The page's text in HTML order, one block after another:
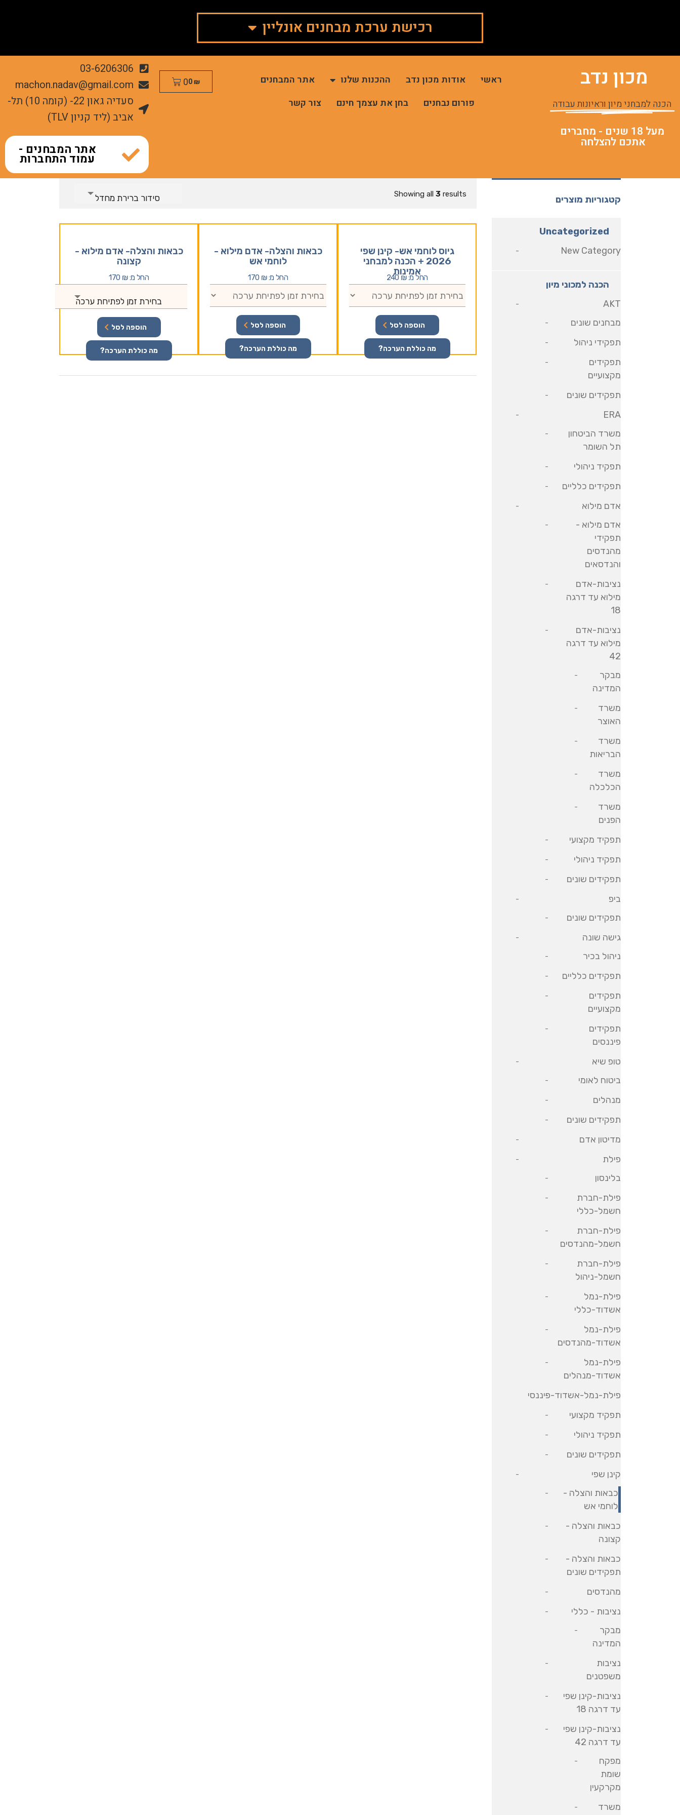
רכישת ערכת מבחנים אונליין
מכון נדב
הכנה למבחני מיון וראיונות עבודה
מעל 18 שנים - מחברים
אתכם להצלחה
ראשי אודות מכון נדב ההכנות שלנו
אתר המבחנים
פורום נבחנים
בחן את עצמך חינם צור קשר
0₪
0
03-6206306
machon.nadav@gmail.com
סעדיה גאון 22- (קומה 10) תל-
אביב (ליד קניון TLV)
אתר המבחנים -
עמוד התחברות
Showing all 3 results סידור ברירת מחדל
גיוס לוחמי אש- קינן שפי
2026 + הכנה למבחני
אמינות
החל מ: 240 ₪
הוספה לסל
מה כוללת הערכה?
כבאות והצלה- אדם מילוא -
לוחמי אש
החל מ: 170 ₪
הוספה לסל
מה כוללת הערכה?
כבאות והצלה- אדם מילוא -
קצונה
החל מ: 170 ₪
בחירת זמן לפתיחת ערכה
הוספה לסל
מה כוללת הערכה?
קטגוריות מוצרים
Uncategorized
New Category
הכנה למכוני מיון
AKT
מבחנים שונים
תפקידי ניהול
תפקידים
מקצועיים
תפקידים שונים
ERA
משרד הביטחון
תל השומר
תפקיד ניהולי
תפקידים כלליים
אדם מילוא
אדם מילוא -
תפקידי
מהנדסים
והנדסאים
נציבות-אדם
מילוא עד דרגה
18
נציבות-אדם
מילוא עד דרגה
42
מבקר
המדינה
משרד
האוצר
משרד
הבריאות
משרד
הכלכלה
משרד
הפנים
תפקיד מקצועי
תפקיד ניהולי
תפקידים שונים
ביפ
תפקידים שונים
גישה שונה
ניהול בכיר
תפקידים כלליים
תפקידים
מקצועיים
תפקידים
פיננסים
טופ שיא
ביטוח לאומי
מנהלים
תפקידים שונים
מדיטון אדם
פילת
בלינסון
פילת-חברת
חשמל-כללי
פילת-חברת
חשמל-מהנדסים
פילת-חברת
חשמל-ניהול
פילת-נמל
אשדוד-כללי
פילת-נמל
אשדוד-מהנדסים
פילת-נמל
אשדוד-מנהלים
פילת-נמל-אשדוד-פיננסי
תפקיד מקצועי
תפקיד ניהולי
תפקידים שונים
קינן שפי
כבאות והצלה -
לוחמי אש
כבאות והצלה -
קצונה
כבאות והצלה -
תפקידים שונים
מהנדסים
נציבות - כללי
מבקר
המדינה
נציבות
משפטנים
נציבות-קינן שפי
עד דרגה 18
נציבות-קינן שפי
עד דרגה 42
מפקח
שומת
מקרקעין
משרד